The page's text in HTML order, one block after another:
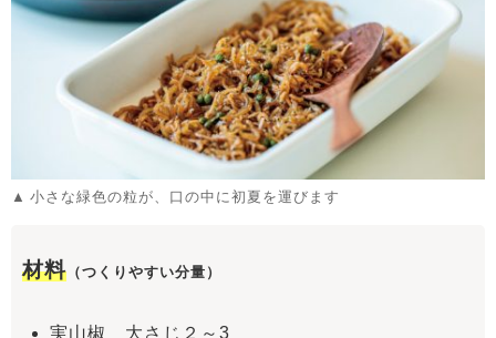
小さな緑色の粒が、口の中に初夏を運びます
材料 （つくりやすい分量）
実山椒 大さじ２～3